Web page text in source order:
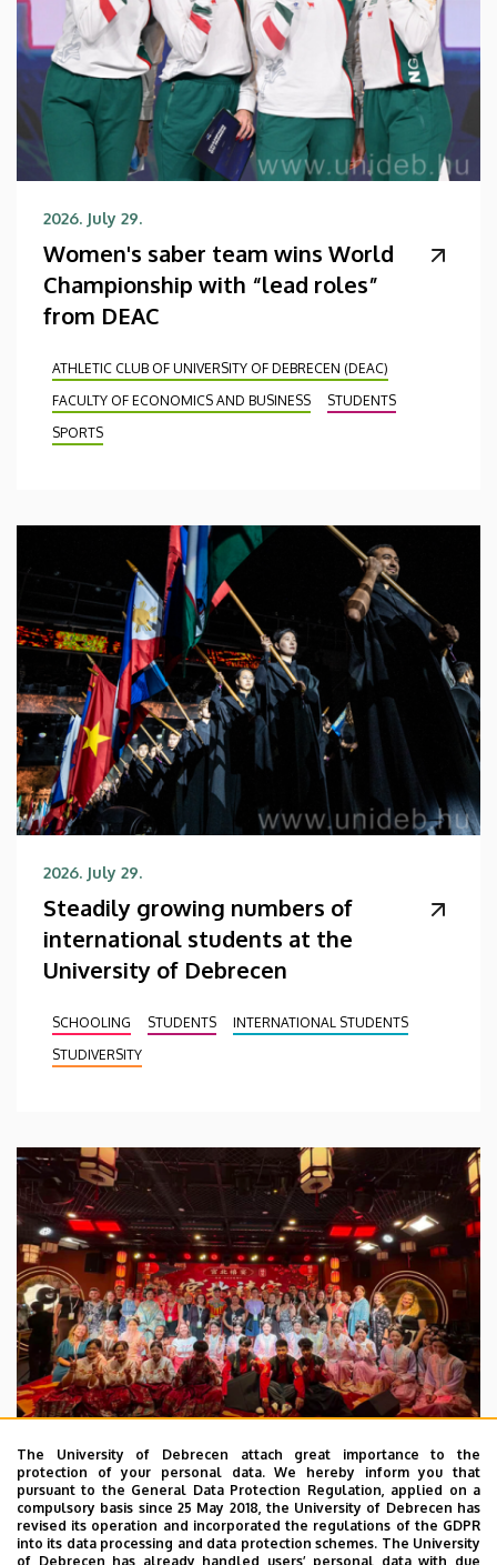
2026. July 29.
Women's saber team wins World
Championship with “lead roles”
from DEAC
ATHLETIC CLUB OF UNIVERSITY OF DEBRECEN (DEAC)
FACULTY OF ECONOMICS AND BUSINESS
STUDENTS
SPORTS
2026. July 29.
Steadily growing numbers of
international students at the
University of Debrecen
SCHOOLING STUDENTS
INTERNATIONAL STUDENTS
STUDIVERSITY
2026. July 28.
UD Faculty of Music choirs
The University of Debrecen attach great importance to the
protection of your personal data. We hereby inform you that
pursuant to the General Data Protection Regulation, applied on a
compulsory basis since 25 May 2018, the University of Debrecen has
revised its operation and incorporated the regulations of the GDPR
into its data processing and data protection schemes. The University
of Debrecen has already handled users’ personal data with due